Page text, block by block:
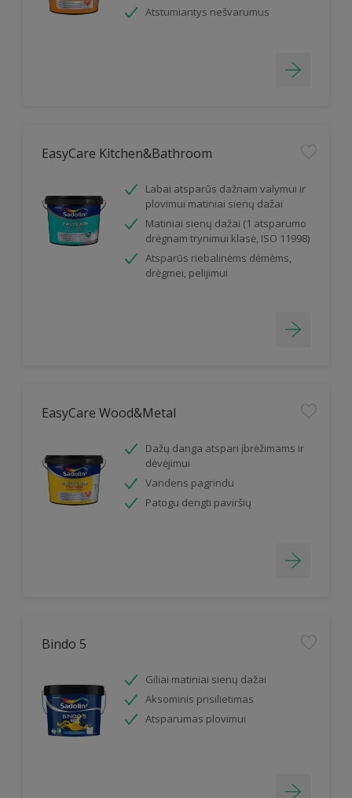
Atstumiantys nešvarumus
EasyCare Kitchen&Bathroom
Labai atsparūs dažnam valymui ir
plovimui matiniai sienų dažai
Matiniai sienų dažai (1 atsparumo
drėgnam trynimui klasė, ISO 11998)
Atsparūs riebalinėms dėmėms,
drėgmei, pelijimui
EasyCare Wood&Metal
Dažų danga atspari įbrėžimams ir
dėvėjimui
Vandens pagrindu
Patogu dengti paviršių
Bindo 5
Giliai matiniai sienų dažai
Aksominis prisilietimas
Atsparumas plovimui